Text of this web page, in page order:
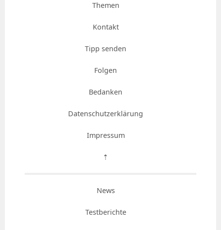
Themen
Kontakt
Tipp senden
Folgen
Bedanken
Datenschutzerklärung
Impressum
⇡
News
Testberichte